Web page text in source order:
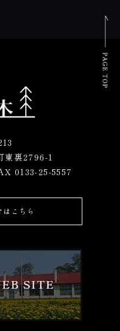
東裏2796-1
0133-25-5557
はこちら